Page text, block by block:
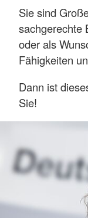
Sie sind
sachgerechte
oder als
Fähigkeiten
Dann ist
Sie!